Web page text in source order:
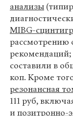
анализы
MIBG-
рассмотрению
составили в
коп. Кроме
резонансная
111 руб,
ипозитронно-